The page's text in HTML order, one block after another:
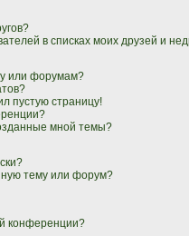
в списках моих друзей и
или форумам?
пустую страницу!
мной темы?
тему или форум?
конференции?